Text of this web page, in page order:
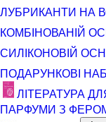
ЛУБРИКАНТИ НА
КОМБІНОВАНІЙ
СИЛІКОНОВІЙ
ПОДАРУНКОВІ
ЛІТЕРАТУРА
ПАРФУМИ З